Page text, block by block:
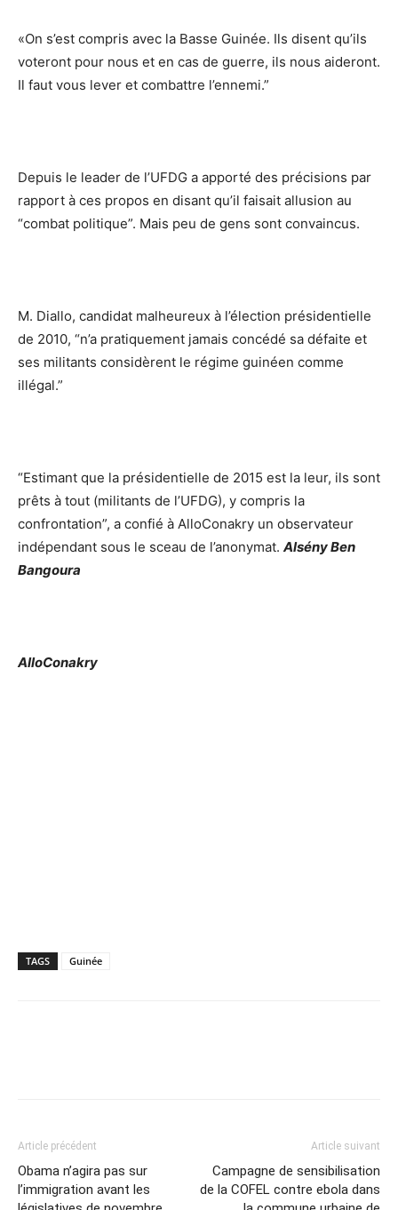
«On s’est compris avec la Basse Guinée. Ils disent qu’ils
voteront pour nous et en cas de guerre, ils nous aideront.
Il faut vous lever et combattre l’ennemi.”
Depuis le leader de l’UFDG a apporté des précisions par
rapport à ces propos en disant qu’il faisait allusion au
“combat politique”. Mais peu de gens sont convaincus.
M. Diallo, candidat malheureux à l’élection présidentielle
de 2010, “n’a pratiquement jamais concédé sa défaite et
ses militants considèrent le régime guinéen comme
illégal.”
“Estimant que la présidentielle de 2015 est la leur, ils sont
prêts à tout (militants de l’UFDG), y compris la
confrontation”, a confié à AlloConakry un observateur
indépendant sous le sceau de l’anonymat. Alsény Ben
Bangoura
AlloConakry
TAGS Guinée
Article précédent
Obama n’agira pas sur
l’immigration avant les
Article suivant
Campagne de sensibilisation
de la COFEL contre ebola dans